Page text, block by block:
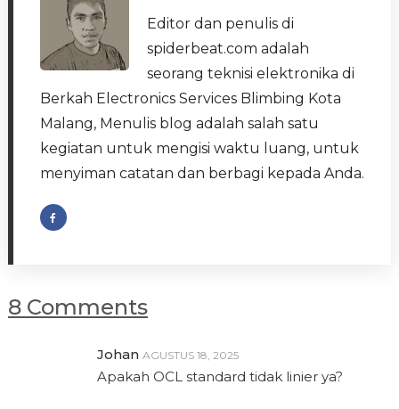
Editor dan penulis di
spiderbeat.com adalah
seorang teknisi elektronika di
Berkah Electronics Services Blimbing Kota
Malang, Menulis blog adalah salah satu
kegiatan untuk mengisi waktu luang, untuk
menyiman catatan dan berbagi kepada Anda.
8 Comments
Johan AGUSTUS 18, 2025
Apakah OCL standard tidak linier ya?